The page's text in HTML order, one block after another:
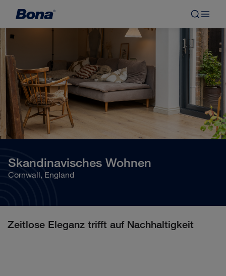
Skandinavisches Wohnen
Cornwall, England
Zeitlose Eleganz trifft auf Nachhaltigkeit